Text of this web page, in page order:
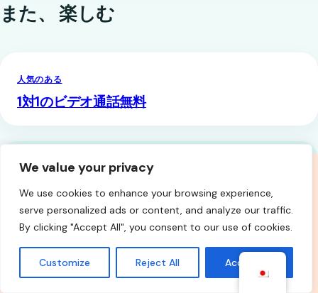
We value your privacy
We use cookies to enhance your browsing experience,
serve personalized ads or content, and analyze our traffic.
By clicking "Accept All", you consent to our use of cookies.
Customize Reject All Accept All
また、楽しむ
人気のある
1対1のビデオ通話無料